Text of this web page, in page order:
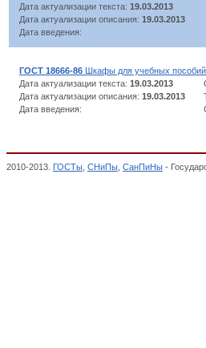
Дата актуализации текста: 19.03.2013
Дата актуализации описания: 19.03.2013
Дата введения:
ГОСТ 18666-86 Шкафы для учебных
Дата актуализации текста: 19.03.2013
Дата актуализации описания: 19.03.2013
Дата введения:
2010-2013. ГОСТы СНиПы СанПиНы -